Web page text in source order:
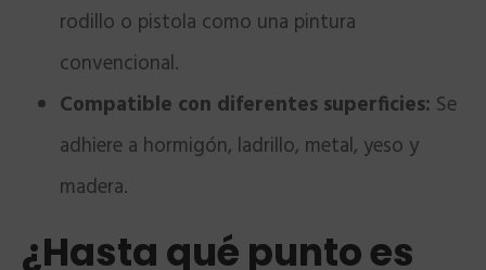
rodillo o pistola como una pintura
convencional.
Compatible con diferentes superficies: Se
adhiere a hormigón, ladrillo, metal, yeso y
madera.
¿Hasta qué punto es